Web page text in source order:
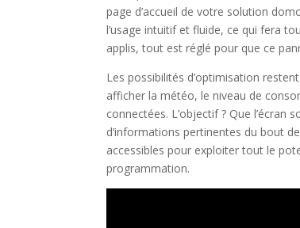
page d’accueil de votre solution
l’usage intuitif et fluide, ce qui fera
applis, tout est réglé pour que ce
Les possibilités d’optimisation
afficher la météo, le niveau de
connectées. L’objectif ? Que
d’informations pertinentes du bout
accessibles pour exploiter tout le
programmation.